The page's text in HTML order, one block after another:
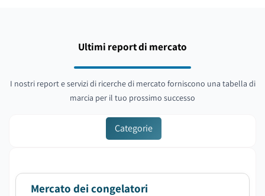
Ultimi report di mercato
I nostri report e servizi di ricerche di mercato forniscono una tabella di
marcia per il tuo prossimo successo
Categorie
Mercato dei congelatori